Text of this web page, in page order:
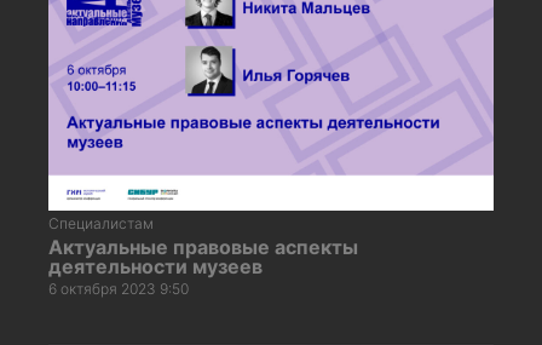
Специалистам
Актуальные правовые аспекты
деятельности музеев
6 октября 2023 9:50